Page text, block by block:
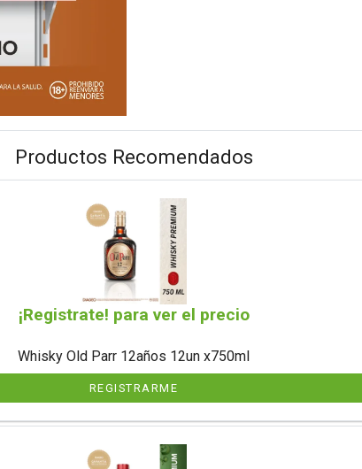
Productos Recomendados
¡Registrate! para ver el precio
Whisky Old Parr 12años 12un x750ml
REGISTRARME